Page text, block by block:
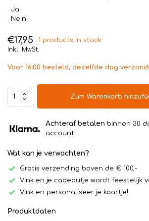
Ja
Nein
€17,95
1 products in stock
Inkl. MwSt.
Voor 16:00 besteld, dezelfde dag
Zum Warenkorb
Achteraf betalen binnen 30
account
Wat kan je verwachten?
Gratis verzending boven de € 100,-
Vink en je cadeautje wordt feestelijk
Vink en personaliseer je kaartje!
Produktdaten